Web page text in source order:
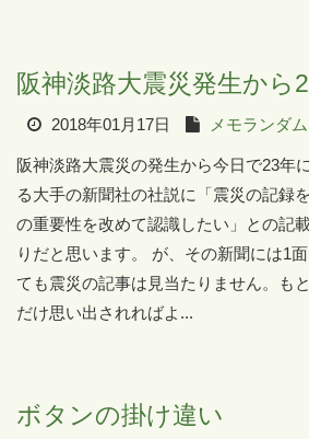
阪神淡路大震災発生から
2018年01月17日 メモランダム
阪神淡路大震災の発生から今日で23年
る大手の新聞社の社説に「震災の記録
の重要性を改めて認識したい」との記
りだと思います。 が、その新聞には1
ても震災の記事は見当たりません。も
だけ思い出されればよ...
ボタンの掛け違い